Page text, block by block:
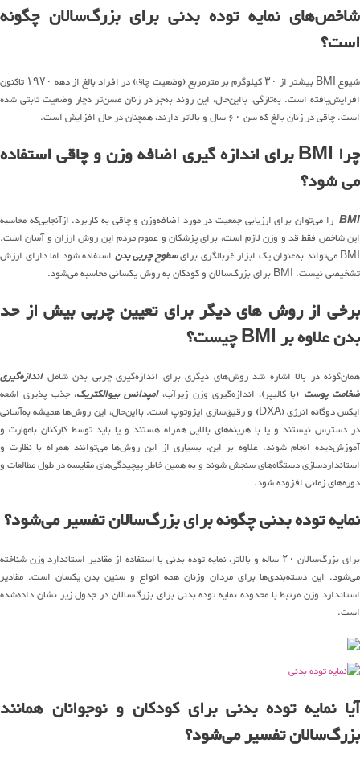
شاخص‌های نمایه توده بدنی برای بزرگ‌سالان چگونه
است؟
شیوع BMI بیشتر از ۳۰ کیلوگرم بر مترمربع (وضعیت چاق) در افراد بالغ از دهه ۱۹۷۰ تاکنون
افزایش‌یافته است. به‌تازگی، بااین‌حال، این روند به‌جز در زنان مسن‌تر دچار وضعیت ثابتی شده
است. چاقی در زنان بالغ که سن ۶۰ سال و بالاتر دارند، همچنان در حال افزایش است.
چرا BMI برای اندازه گیری اضافه وزن و چاقی استفاده
می شود؟
BMI را می‌توان برای ارزیابی جمعیت در مورد اضافه‌وزن و چاقی به کاربرد. ازآنجایی‌که محاسبه
این شاخص فقط قد و وزن لازم است، برای پزشکان و عموم مردم این روش ارزان و آسان است.
BMI می‌تواند به‌عنوان یک ابزار غربالگری برای
سطوح چربی بدن استفاده شود اما دارای ارزش
تشخیصی نیست. BMI برای بزرگ‌سالان و کودکان به روش یکسانی محاسبه می‌شود.
برخی از روش های دیگر برای تعیین چربی بیش از حد
بدن علاوه بر BMI چیست؟
همان‌گونه در بالا اشاره شد روش‌های دیگری برای اندازه‌گیری چربی بدن شاملاندازه‌گیری
ضخامت پوست (با کالیپر)، اندازه‌گیری وزن زیرآب،امپدانس بیوالکتریک، جذب پذیری اشعه
ایکس دوگانه انرژی (DXA) و رقیق‌سازی ایزوتوپ است. بااین‌حال، این روش‌ها همیشه به‌آسانی
در دسترس نیستند و یا با هزینه‌های بالایی همراه هستند و یا باید توسط کارکنان بامهارت و
آموزش‌دیده انجام شوند. علاوه بر این، بسیاری از این روش‌ها می‌توانند همراه با نظارت و
استانداردسازی دستگاه‌های سنجش شوند و به همین خاطر پیچیدگی‌های مقایسه در طول مطالعات و
دوره‌های زمانی افزوده شود.
نمایه توده بدنی چگونه برای بزرگ‌سالان تفسیر می‌شود؟
برای بزرگ‌سالان ۲۰ ساله و بالاتر، نمایه توده بدنی با استفاده از مقادیر استاندارد وزن شناخته
می‌شود. این دسته‌بندی‌ها برای مردان وزنان همه انواع و سنین بدن یکسان است. مقادیر
استاندارد وزن مرتبط با محدوده نمایه توده بدنی برای بزرگ‌سالان در جدول زیر نشان داده‌شده
است.
آیا نمایه توده بدنی برای کودکان و نوجوانان همانند
بزرگ‌سالان تفسیر می‌شود؟